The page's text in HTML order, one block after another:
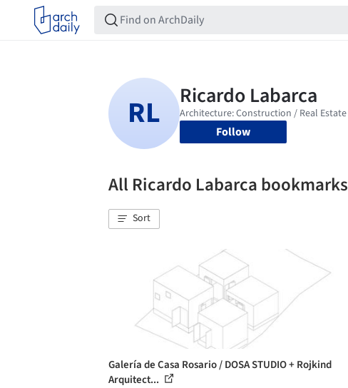
Follow
All Ricardo Labarca bookmarks
Sort
Galería de Casa Rosario / DOSA STUDIO + Rojkind
Arquitect...